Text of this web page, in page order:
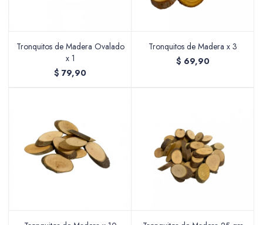
Tronquitos de Madera Ovalado
x 1
$ 79,90
Tronquitos de Madera x 3
$ 69,90